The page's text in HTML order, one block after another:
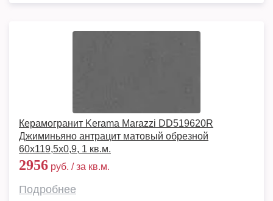
Керамогранит Kerama Marazzi DD519620R
Джиминьяно антрацит матовый обрезной
60х119,5x0,9, 1 кв.м.
2956 руб. / за кв.м.
Подробнее